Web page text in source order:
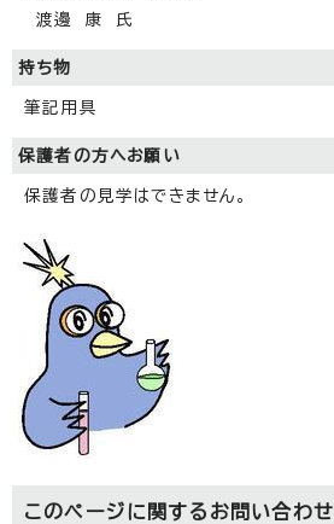
渡邊 康 氏
持ち物
筆記用具
保護者の方へお願い
保護者の見学はできません。
このページに関する お問い合わせ